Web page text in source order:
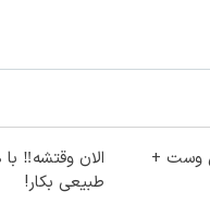
وست +
الان وقتشه‼️
طبیعی بکار!